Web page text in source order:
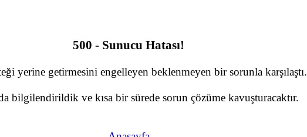
500 - Sunucu Hatası!
yerine getirmesini engelleyen beklenmeyen bir sorunla karşılaştı.
bilgilendirildik ve kısa bir sürede sorun çözüme kavuşturacaktır.